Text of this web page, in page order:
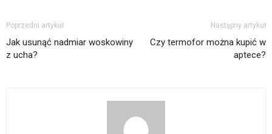
Poprzedni artykuł
Jak usunąć nadmiar woskowiny
z ucha?
Następny artykuł
Czy termofor można kupić w
aptece?